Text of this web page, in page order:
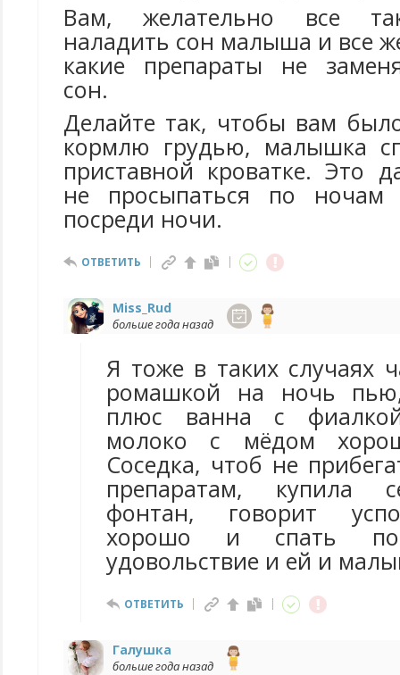
Вам, желательно все
наладить сон малыша и все
какие препараты не
сон.
Делайте так, чтобы вам
кормлю грудью, малышка
приставной кроватке. Это
не просыпаться по ночам
посреди ночи.
ОТВЕТИТЬ
Miss_Rud
больше года назад
Я тоже в таких случаях
ромашкой на ночь
плюс ванна с
молоко с мёдом
Соседка, чтоб не
препаратам, купила
фонтан, говорит
хорошо и спать
удовольствие и ей и
ОТВЕТИТЬ
Галушка
больше года назад